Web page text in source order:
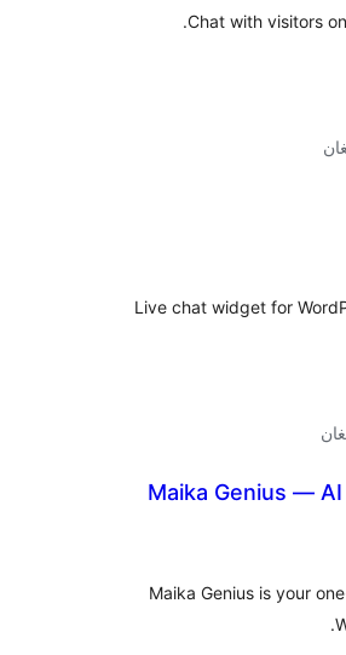
Live chat widget for
Maika Genius —
Maika Genius is your